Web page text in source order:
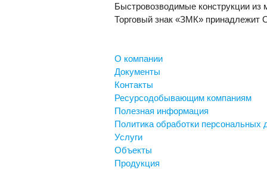
Быстровозводимые конструкции из
Торговый знак «ЗМК»
О компании
Документы
Контакты
Ресурсодобывающим компаниям
Полезная информация
Политика обработки персональных
Услуги
Объекты
Продукция